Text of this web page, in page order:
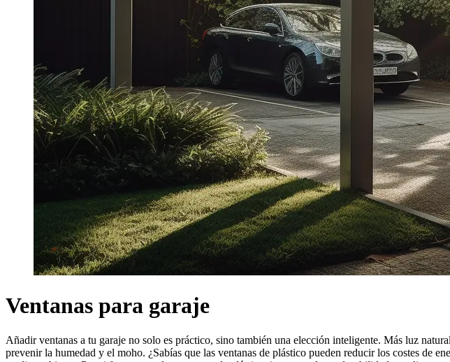
Ventanas para garaje
Añadir ventanas a tu garaje no solo es práctico, sino también una elección inteligente. Más luz
prevenir la humedad y el moho. ¿Sabías que las ventanas de plástico pueden reducir los costes de